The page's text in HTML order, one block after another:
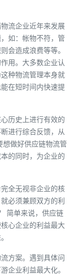
流企业近年来发展
如：帐物不符，管
会造成浪费等等。
用。大多数企业认
种物流管理本身就
在短时间内快速提
历史上进行有效的
进行综合反馈，从
做好供应链物流管
的同时，为企业的
全无视非企业的核
必须兼顾双方的利
简单来说，供应链
心企业的利益最大
方案。遇到具体问
企业利益最大化。